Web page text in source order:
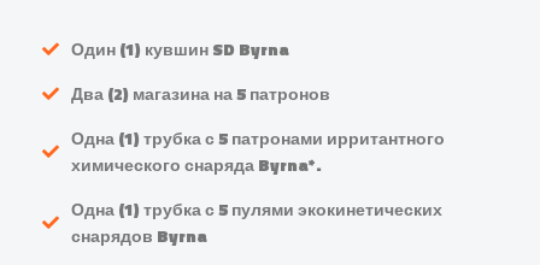
Один (1) кувшин SD Byrna
Два (2) магазина на 5 патронов
Одна (1) трубка с 5 патронами ирритантного
химического снаряда Byrna*.
Одна (1) трубка с 5 пулями экокинетических
снарядов Byrna